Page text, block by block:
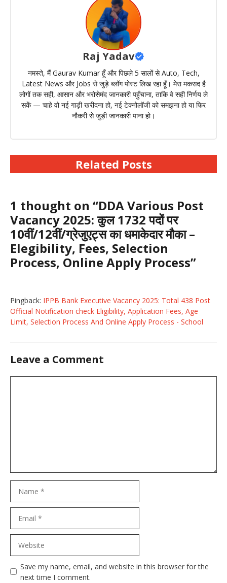
Raj Yadav
नमस्ते, मैं Gaurav Kumar हूँ और पिछले 5 सालों से Auto, Tech,
Latest News और Jobs से जुड़े ब्लॉग पोस्ट लिख रहा हूँ। मेरा मकसद है
लोगों तक सही, आसान और भरोसेमंद जानकारी पहुँचाना, ताकि वे सही निर्णय ले
सकें — चाहे वो नई गाड़ी खरीदना हो, नई टेक्नोलॉजी को समझना हो या फिर
नौकरी से जुड़ी जानकारी पाना हो।
Related Posts
1 thought on “DDA Various Post
Vacancy 2025: कुल 1732 पदों पर
10वीं/12वीं/ग्रेजुएट्स का धमाकेदार मौका –
Elegibility, Fees, Selection
Process, Online Apply Process”
Pingback: IPPB Bank Executive Vacancy 2025: Total 438 Post
Official Notification check Eligibility, Application Fees, Age
Limit, Selection Process And Online Apply Process - School
Leave a Comment
Save my name, email, and website in this browser for the
next time I comment.